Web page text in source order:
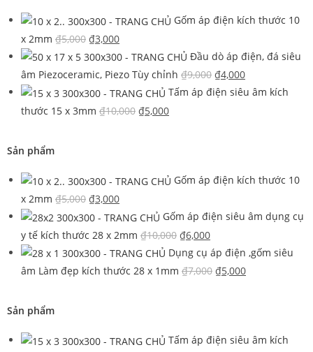
Gốm áp điện kích thước 10
x 2mm ₫5,000 ₫3,000
Đầu dò áp điện, đá siêu
âm Piezoceramic, Piezo Tùy chỉnh ₫9,000 ₫4,000
Tấm áp điện siêu âm kích
thước 15 x 3mm ₫10,000 ₫5,000
Sản phẩm
Gốm áp điện kích thước 10
x 2mm ₫5,000 ₫3,000
Gốm áp điện siêu âm dụng cụ
y tế kích thước 28 x 2mm ₫10,000 ₫6,000
Dụng cụ áp điện ,gốm siêu
âm Làm đẹp kích thước 28 x 1mm ₫7,000 ₫5,000
Sản phẩm
Tấm áp điện siêu âm kích